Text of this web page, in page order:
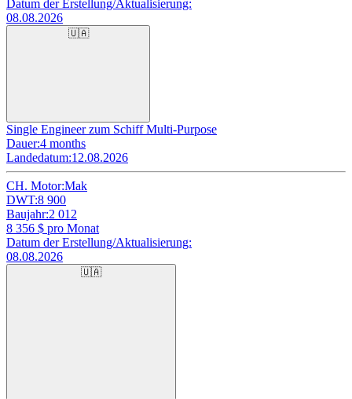
Datum der Erstellung/Aktualisierung:
08.08.2026
🇺🇦
Single Engineer zum Schiff Multi-Purpose
Dauer:4 months
Landedatum:12.08.2026
CH. Motor:Mak
DWT:8 900
Baujahr:2 012
8 356 $ pro Monat
Datum der Erstellung/Aktualisierung:
08.08.2026
🇺🇦